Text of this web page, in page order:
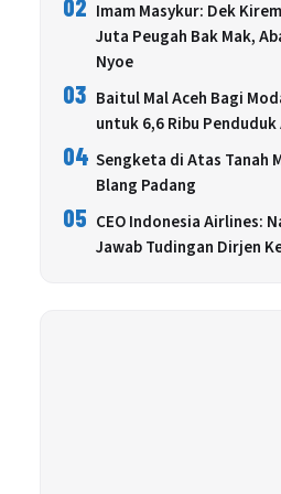
02 Imam Masykur: Dek
Juta Peugah Bak Mak,
Nyoe
03 Baitul Mal Aceh Bagi
untuk 6,6 Ribu Penduduk
04 Sengketa di Atas Tanah
Blang Padang
05 CEO Indonesia Airlines:
Jawab Tudingan Dirjen